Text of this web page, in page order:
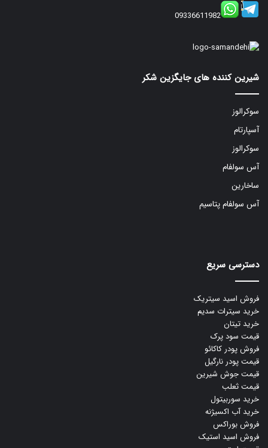
09336611982
شیرین کننده های جایگزین شکر
سوکرالوز
آسپارتام
سوکرالوز
آس سولفام
ساخارین
آس سولفام پتاسیم
دسترسی سریع
فروش اسید سیتریک
خرید سیترات سدیم
خرید تیتان
قیمت سود پرک
فروش پودر کاکائو
قیمت پودر نارگیل
قیمت جوش شیرین
قیمت ثعلب
خرید سوربیتول
خرید آب اکسیژنه
فروش بوراکس
فروش اسید استیک